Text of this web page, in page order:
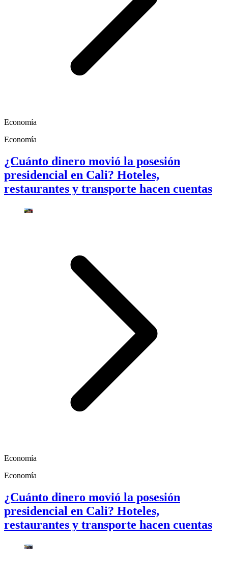
Economía
Economía
¿Cuánto dinero movió la posesión
presidencial en Cali? Hoteles,
restaurantes y transporte hacen cuentas
Economía
Economía
¿Cuánto dinero movió la posesión
presidencial en Cali? Hoteles,
restaurantes y transporte hacen cuentas